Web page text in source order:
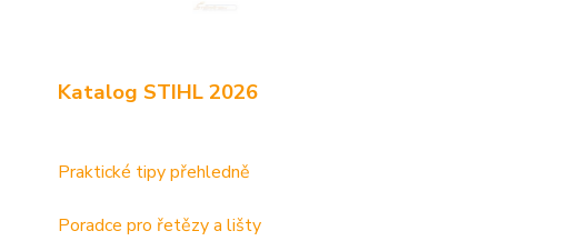
Katalog STIHL 2026
Praktické tipy přehledně
Poradce pro řetězy a lišty